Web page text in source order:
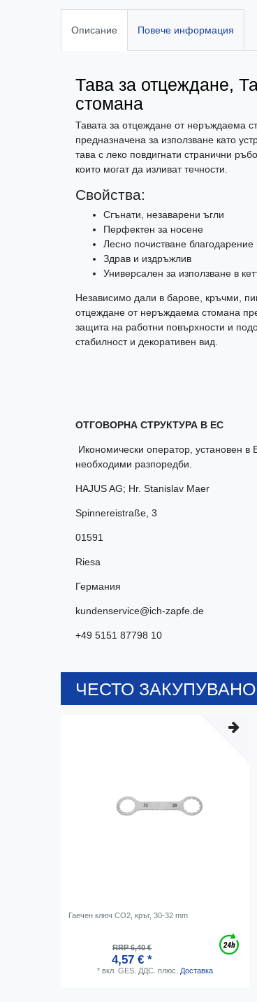
Описание Повече информация
Тава за отцеждане,
стомана
Тавата за отцеждане от неръждаема
предназначена за използване като
тава с леко повдигнати странични
които могат да изливат течности.
Свойства:
Сгънати, незаварени ъгли
Перфектен за носене
Лесно почистване
Здрав и издръжлив
Универсален за използване в
Независимо дали в барове, кръчми,
отцеждане от неръждаема стомана
защита на работни повърхности и
стабилност и декоративен вид.
ОТГОВОРНА СТРУКТУРА В ЕС
Икономически оператор, установен в
необходими разпоредби.
HAJUS AG; Hr. Stanislav Maer
Spinnereistraße 3
01591
Riesa
Германия
kundenservice@ich-zapfe.de
+49 5151 87798 10
ЧЕСТО ЗАКУПУВАНО
Гаечен ключ CO2, кръг, 30-32 mm
RRP 6,40 €
4,57 € *
* вкл. GES. ДДС. плюс. Доставка